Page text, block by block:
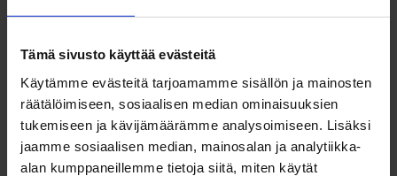
Tämä sivusto käyttää evästeitä
Käytämme evästeitä tarjoamamme sisällön ja mainosten
räätälöimiseen, sosiaalisen median ominaisuuksien
tukemiseen ja kävijämäärämme analysoimiseen. Lisäksi
jaamme sosiaalisen median, mainosalan ja analytiikka-
alan kumppaneillemme tietoja siitä, miten käytät
“Jos harkitsee mökkiä jossa ei ole sähköliittymää,
kannattaa varmistaa että sellainen on kuitenkin saatavilla,
mikäli sen haluaisikin hankkia lähivuosina. Toinen
tärkeistä tarkastettavista asioista on vesi- ja viemäröinti –
ovatko ne järjestetty nykyisten asetusten vaatimalla
tavalla”, huomauttaa Juha.